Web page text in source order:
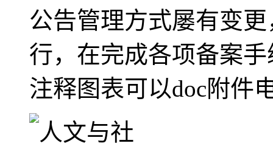
公告管理方式屡有变
行，在完成各项备案
注释图表可以doc附件